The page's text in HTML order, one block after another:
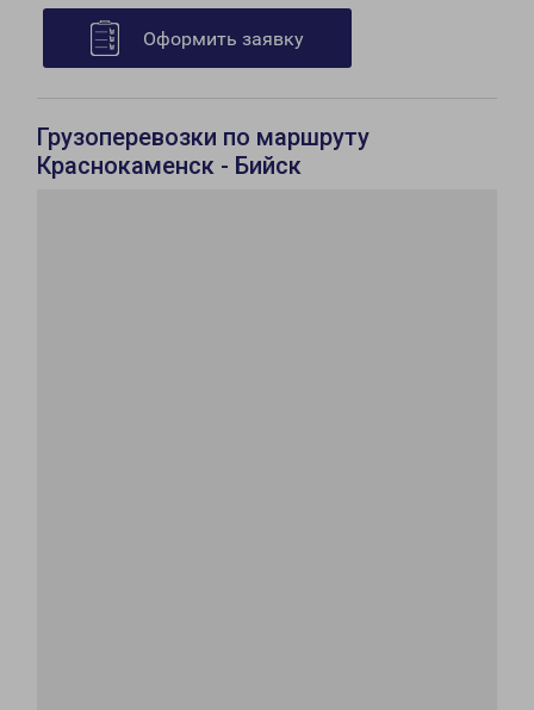
Оформить заявку
Грузоперевозки по маршруту
Краснокаменск - Бийск